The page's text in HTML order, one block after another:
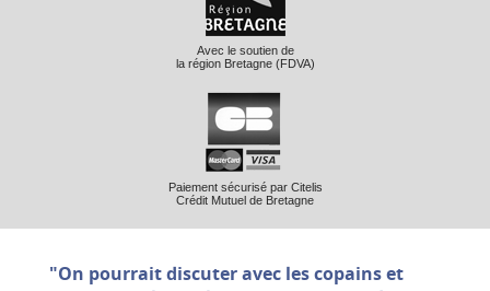
Avec le soutien de
la région Bretagne (FDVA)
Paiement sécurisé par Citelis
Crédit Mutuel de Bretagne
"On pourrait discuter avec les copains et